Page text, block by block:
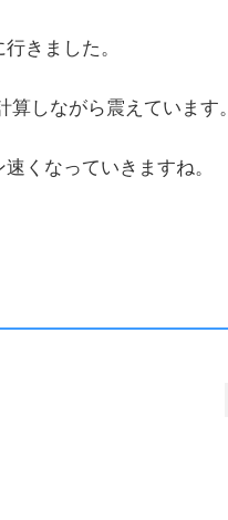
きました。
しながら震えています。
くなっていきますね。